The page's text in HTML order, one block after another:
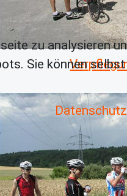
zu analysieren
Sie können
Datenschutz